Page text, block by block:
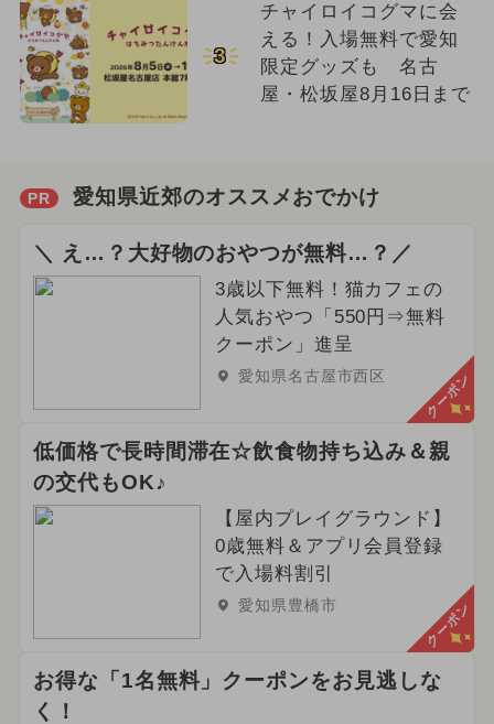
3
チャイロイコグマに会
える！入場無料で愛知
限定グッズも 名古
屋・松坂屋8月16日まで
PR 愛知県近郊のオススメおでかけ
＼ え…？大好物のおやつが無料…？／
3歳以下無料！猫カフェの
人気おやつ「550円⇒無料
クーポン」進呈
愛知県名古屋市西区 クーポン
低価格で長時間滞在☆飲食物持ち込み＆親
の交代もOK♪
【屋内プレイグラウンド】
0歳無料＆アプリ会員登録
で入場料割引
愛知県豊橋市 クーポン
お得な「1名無料」クーポンをお見逃しな
く！